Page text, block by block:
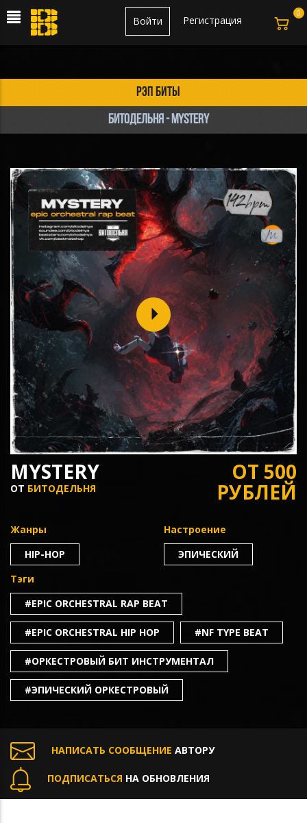
Регистрация
Войти
рэп биты
БИТОДЕЛЬНЯ - Mystery
MYSTERY
ОТ БИТОДЕЛЬНЯ
ОТ 500
РУБЛЕЙ
Жанры
HIP-HOP
Настроение
ЭПИЧЕСКИЙ
Тэги
#EPIC ORCHESTRAL RAP BEAT
#EPIC ORCHESTRAL HIP HOP #NF TYPE BEAT
#ОРКЕСТРОВЫЙ БИТ ИНСТРУМЕНТАЛ
#ЭПИЧЕСКИЙ ОРКЕСТРОВЫЙ
НАПИСАТЬ СООБЩЕНИЕ АВТОРУ
ПОДПИСАТЬСЯ НА ОБНОВЛЕНИЯ
0